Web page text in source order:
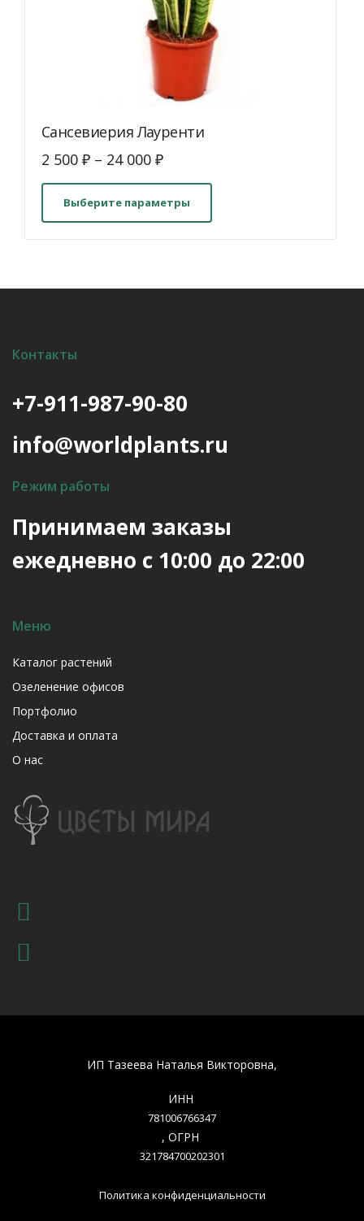
Сансевиерия Лауренти
2 500 ₽ – 24 000 ₽
Выберите параметры
несколько
Контакты
+7-911-987-90-80
info@worldplants.ru
Режим работы
Принимаем заказы
ежедневно с 10:00 до 22:00
Меню
Каталог растений
Озеленение офисов
Портфолио
Доставка и оплата
О нас
ИП Тазеева Наталья Викторовна,
ИНН
781006766347
, ОГРН
321784700202301
Политика конфиденциальности